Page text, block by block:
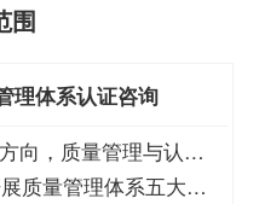
围
理体系认证咨询
向，质量管理与认证
质量管理体系五大过